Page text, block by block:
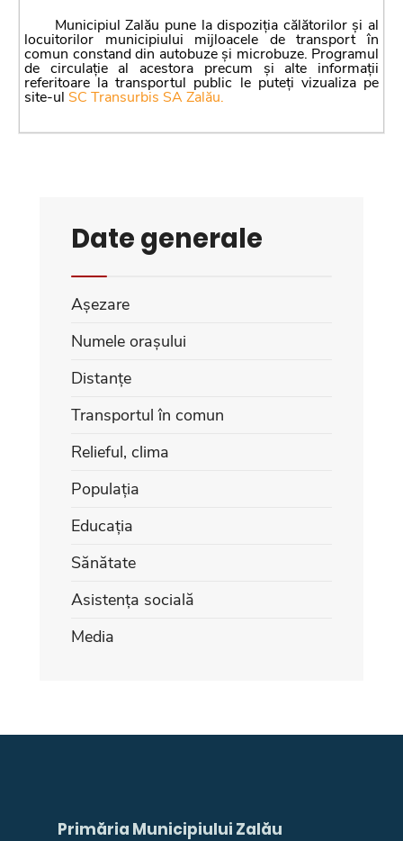
Municipiul Zalău pune la dispoziția călătorilor și al
locuitorilor municipiului mijloacele de transport în
comun constand din autobuze și microbuze. Programul
de circulație al acestora precum și alte informații
referitoare la transportul public le puteți vizualiza pe
site-ul SC Transurbis SA Zalău.
Date generale
Așezare
Numele orașului
Distanțe
Transportul în comun
Relieful, clima
Populația
Educația
Sănătate
Asistența socială
Media
Primăria Municipiului Zalău